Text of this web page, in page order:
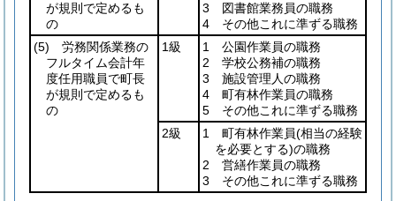
が規則で定めるも
の
3 図書館業務員の職務
4 その他これに準ずる職務
(5) 労務関係業務の
フルタイム会計年
度任用職員で町長
が規則で定めるも
の
1級
1 公園作業員の職務
2 学校公務補の職務
3 施設管理人の職務
4 町有林作業員の職務
5 その他これに準ずる職務
2級
1 町有林作業員(相当の経験
を必要とする)の職務
2 営繕作業員の職務
3 その他これに準ずる職務